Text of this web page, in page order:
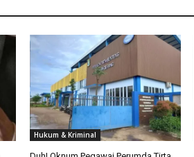
Hukum & Kriminal